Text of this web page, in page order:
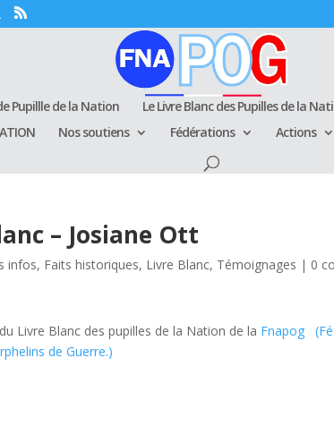
Pupillle de la Nation Le Livre Blanc des Pupilles de la
Nos soutiens Fédérations Actions
– Josiane Ott
infos, Faits historiques, Livre Blanc, Témoignages | 0
Livre Blanc des pupilles de la Nation de la Fnapog
de Guerre.)